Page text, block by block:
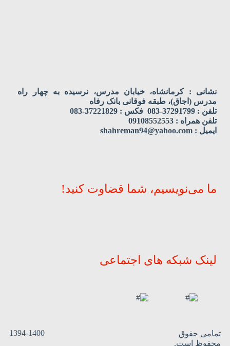
نشانی : کرمانشاه، خیابان مدرس، نرسیده به چهار راه
مدرس (اجاق)، طبقه فوقانی بانک رفاه
تلفن : 37291799-083 فکس : 37221829-083
تلفن همراه : 09108552553
ایمیل : shahreman94@yahoo.com
ما می‌نویسیم، شما قضاوت کنید!
لینک شبکه های اجتماعی
تمامی حقوق
محفوظ است.
1394-1400